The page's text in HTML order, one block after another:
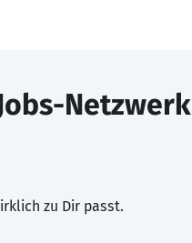
Netzwerk
zu Dir passt.